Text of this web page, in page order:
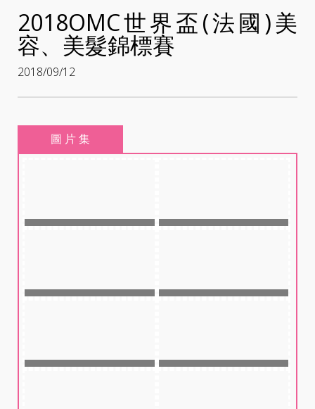
2018OMC世界盃(法國)美
容、美髮錦標賽
2018/09/12
圖 片 集